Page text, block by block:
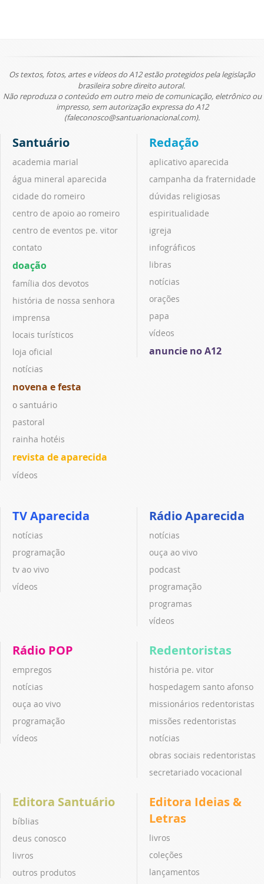
Os textos, fotos, artes e vídeos do A12 estão protegidos pela legislação
brasileira sobre direito autoral.
Não reproduza o conteúdo em outro meio de comunicação, eletrônico ou
impresso, sem autorização expressa do A12
(faleconosco@santuarionacional.com).
Santuário
academia marial
água mineral aparecida
cidade do romeiro
centro de apoio ao romeiro
centro de eventos pe. vitor
contato
doação
família dos devotos
história de nossa senhora
imprensa
locais turísticos
loja oficial
notícias
novena e festa
o santuário
pastoral
rainha hotéis
revista de aparecida
vídeos
Redação
aplicativo aparecida
campanha da fraternidade
dúvidas religiosas
espiritualidade
igreja
infográficos
libras
notícias
orações
papa
vídeos
anuncie no A12
TV Aparecida
notícias
programação
tv ao vivo
vídeos
Rádio Aparecida
notícias
ouça ao vivo
podcast
programação
programas
vídeos
Rádio POP
empregos
notícias
ouça ao vivo
programação
vídeos
Redentoristas
história pe. vitor
hospedagem santo afonso
missionários redentoristas
missões redentoristas
notícias
obras sociais redentoristas
secretariado vocacional
Editora Santuário
bíblias
deus conosco
livros
outros produtos
Editora Ideias &
Letras
livros
coleções
lançamentos